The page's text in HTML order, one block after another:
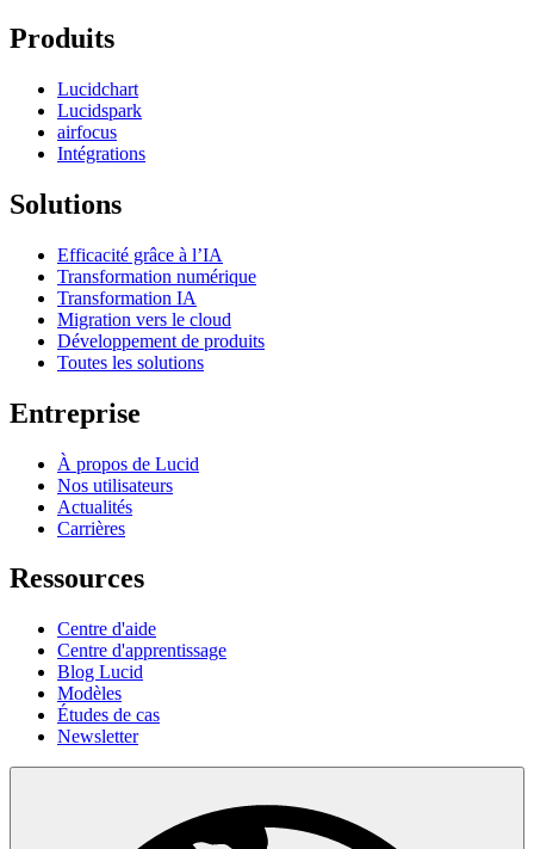
Produits
Lucidchart
Lucidspark
airfocus
Intégrations
Solutions
Efficacité grâce à l’IA
Transformation numérique
Transformation IA
Migration vers le cloud
Développement de produits
Toutes les solutions
Entreprise
À propos de Lucid
Nos utilisateurs
Actualités
Carrières
Ressources
Centre d'aide
Centre d'apprentissage
Blog Lucid
Modèles
Études de cas
Newsletter